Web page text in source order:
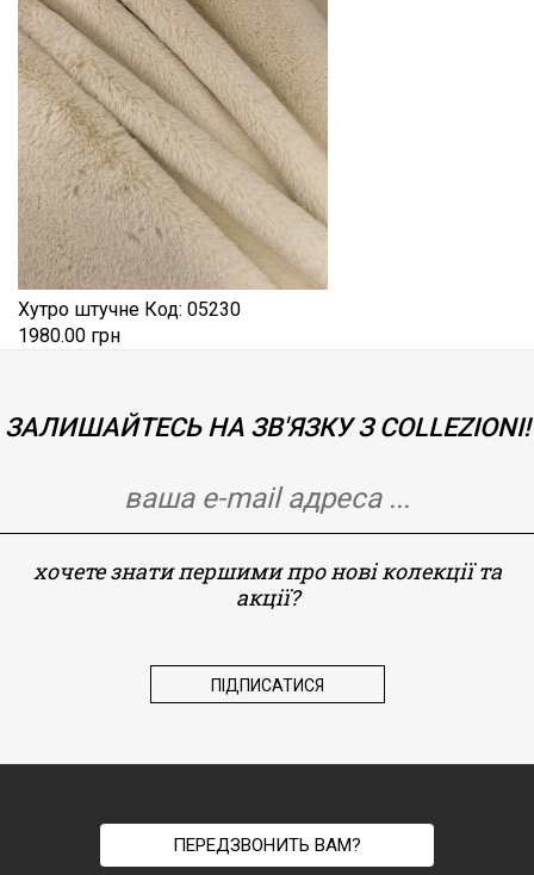
Хутро штучне Код: 05230
1980.00 грн
ЗАЛИШАЙТЕСЬ НА ЗВ'ЯЗКУ З COLLEZIONI!
хочете знати першими про нові колекції та
акції?
ПЕРЕДЗВОНИТЬ ВАМ?